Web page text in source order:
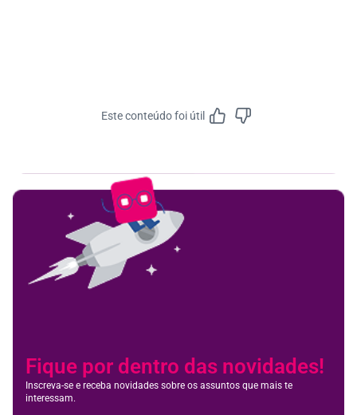
Este conteúdo foi útil
Fique por dentro das novidades!
Inscreva-se e receba novidades sobre os assuntos que mais te
interessam.